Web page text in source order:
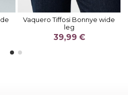
Vaquero Tiffosi Bonnye wide
leg
39,99 €